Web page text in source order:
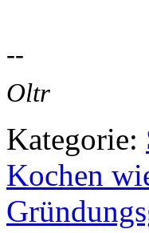
--
Oltr
Kategorie:
Kochen